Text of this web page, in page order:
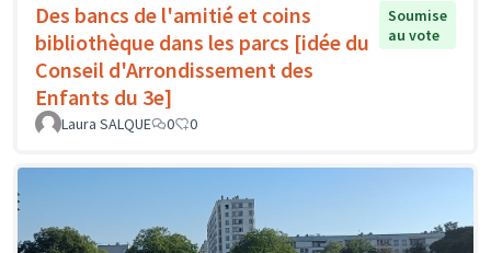
Des bancs de l'amitié et coins
bibliothèque dans les parcs [idée du
Conseil d'Arrondissement des
Enfants du 3e]
Soumise
au vote
Laura SALQUE 0 0